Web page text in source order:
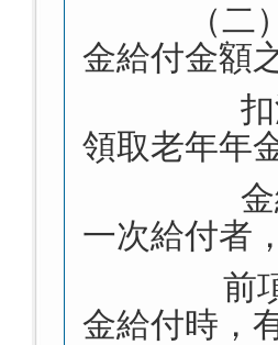
（
金給付金額
領取老年年
一次給付者
前
金給付時，